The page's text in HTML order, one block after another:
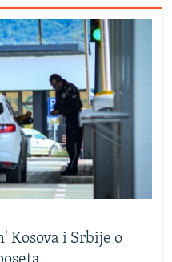
Kosova i Srbije o